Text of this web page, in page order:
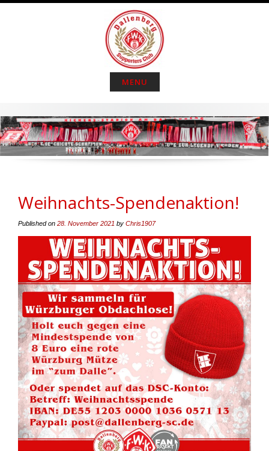
t
e
n
MENU
Weihnachts-Spendenaktion!
Published on 28. November 2021 by Chris1907